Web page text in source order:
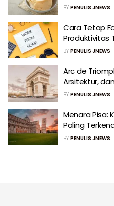
BY PENULIS JNEWS
Cara Tetap
Produktivitas
BY PENULIS JNEWS
Arc de
Arsitektur,
BY PENULIS JNEWS
Menara Pisa:
Paling
BY PENULIS JNEWS